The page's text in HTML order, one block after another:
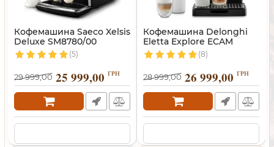
Кофемашина Saeco Xelsis
Deluxe SM8780/00
(5)
29 999,00 25 999,00 ГРН
Кофемашина Delonghi
Eletta Explore ECAM
450.65.G
(8)
28 999,00 26 999,00 ГРН